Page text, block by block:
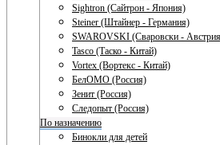
Sightron (Сайтрон - Япония)
Steiner (Штайнер - Германия)
SWAROVSKI (Сваровски -
Tasco (Таско - Китай)
Vortex (Вортекс - Китай)
БелОМО (Россия)
Зенит (Россия)
Следопыт (Россия)
По назначению
Бинокли для детей